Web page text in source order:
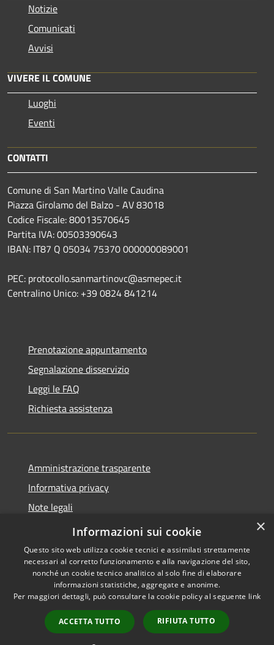
Notizie
Comunicati
Avvisi
VIVERE IL COMUNE
Luoghi
Eventi
CONTATTI
Comune di San Martino Valle Caudina
Piazza Girolamo del Balzo - AV 83018
Codice Fiscale: 80013570645
Partita IVA: 00503390643
IBAN: IT87 Q 05034 75370 000000089001
PEC: protocollo.sanmartinovc@asmepec.it
Centralino Unico: +39 0824 841214
Prenotazione appuntamento
Segnalazione disservizio
Leggi le FAQ
Richiesta assistenza
Amministrazione trasparente
Informativa privacy
Note legali
Dichiarazione di accessibilità
Accessibilità
Copyright © 2026 • Comune di
San Martino Valle Caudina •
Powered byMunicipium
Accesso redazione
×
Informazioni sui cookie
Questo sito web utilizza cookie tecnici e assimilati strettamente
necessari al corretto funzionamento e alla navigazione del sito,
nonché un cookie tecnico analitico al solo fine di elaborare
informazioni statistiche, aggregate e anonime.
Per maggiori dettagli, può consultare la cookie policy al seguente link
ACCETTA TUTTO RIFIUTA TUTTO